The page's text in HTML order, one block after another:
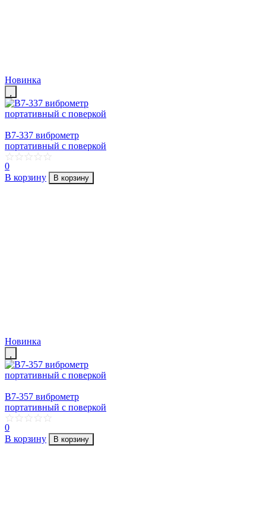
Новинка
В7-337 виброметр
портативный с поверкой
0
В корзину
В корзину
Новинка
В7-357 виброметр
портативный с поверкой
0
В корзину
В корзину